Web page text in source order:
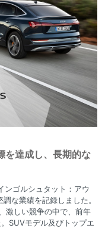
を達成し、長期的な
ンゴルシュタット：アウ
な業績を記録しました。
激しい競争の中で、前年
SUVモデル及びトップエ